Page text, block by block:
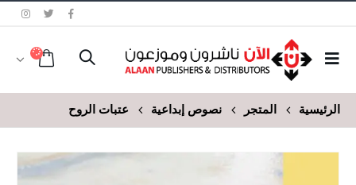
الرئيسية المتجر نصوص إبداعية عتبات الروح